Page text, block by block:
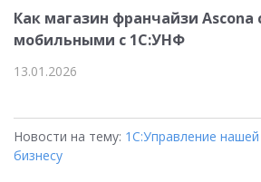
Как магазин франчайзи
мобильными с 1С:УНФ
13.01.2026
Новости на тему: 1С:Управление
бизнесу